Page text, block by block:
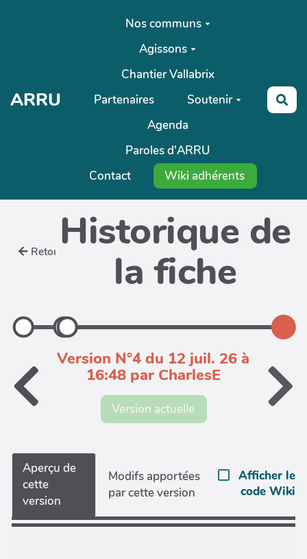
Aller au contenu principal
ARRU
Nos communs
Agissons
Chantier Vallabrix
Partenaires
Soutenir
Agenda
Paroles d'ARRU
Contact
Wiki adhérents
Retour Historique de
la fiche
Version N°4 du 12 juil. 26 à
16:48 par CharlesE
Version actuelle
Aperçu de
cette
version
Modifs apportées
par cette version
Afficher le
code Wiki